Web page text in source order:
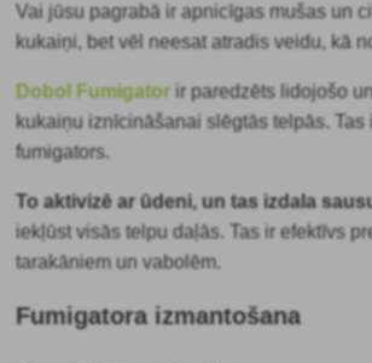
Vai jūsu pagrabā ir apnicīgas mušas un
kukaiņi, bet vēl neesat atradis veidu, kā
Dobol Fumigator ir paredzēts lidojošo
kukaiņu iznīcināšanai slēgtās telpās. Tas
fumigators.
To aktivizē ar ūdeni, un tas izdala
iekļūst visās telpu daļās. Tas ir efektīvs
tarakāniem un vabolēm.
Fumigatora izmantošana